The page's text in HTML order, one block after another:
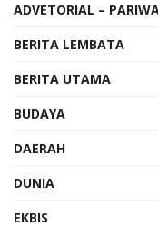
ADVETORIAL –
BERITA LEMBATA
BERITA UTAMA
BUDAYA
DAERAH
DUNIA
EKBIS